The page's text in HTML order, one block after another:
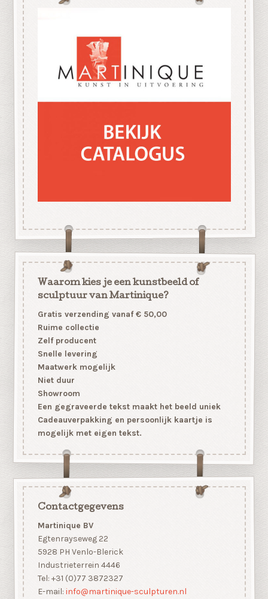
Waarom kies je een kunstbeeld of
sculptuur van Martinique?
Gratis verzending vanaf € 50,00
Ruime collectie
Zelf producent
Snelle levering
Maatwerk mogelijk
Niet duur
Showroom
Een gegraveerde tekst maakt het beeld uniek
Cadeauverpakking en persoonlijk kaartje is
mogelijk met eigen tekst.
Contactgegevens
Martinique BV
Egtenrayseweg 22
5928 PH Venlo-Blerick
Industrieterrein 4446
Tel: +31 (0)77 3872327
E-mail: info@martinique-sculpturen.nl